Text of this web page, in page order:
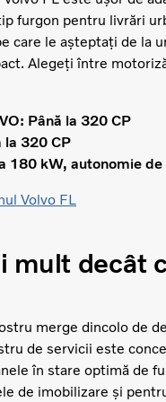
furgon pentru livrări
care le așteptați de la
Alegeți între
Până la 320 CP
la 320 CP
180 kW, autonomie
Volvo FL
mult decât
merge dincolo de
de servicii este
în stare optimă de
de imobilizare și